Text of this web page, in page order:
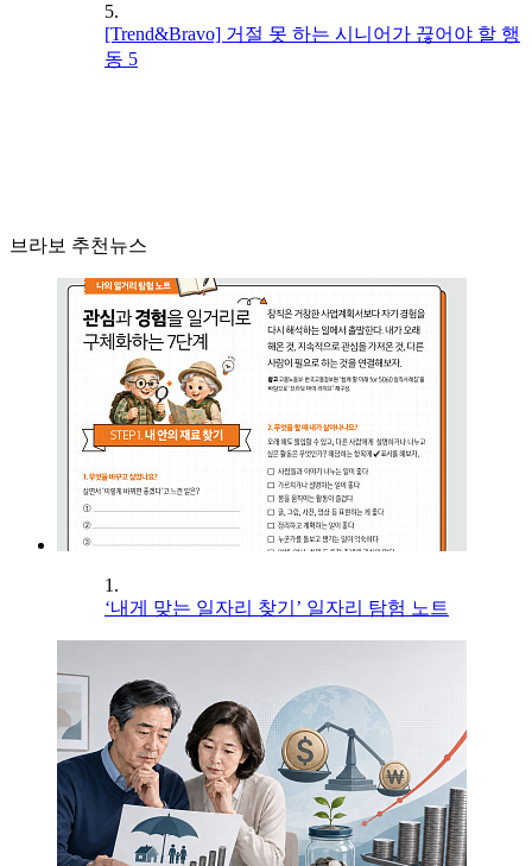
5.
[Trend&Bravo] 거절 못 하는 시니어가 끊어야 할 행
동 5
브라보 추천뉴스
1.
‘내게 맞는 일자리 찾기’ 일자리 탐험 노트